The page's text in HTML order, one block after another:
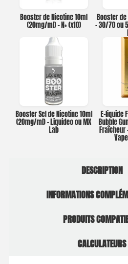
Booster de Nicotine 10ml
(20mg/ml) – N+ (x10)
Booster
– 30/70 ou
Booster Sel de Nicotine 10ml
(20mg/ml) – Liquideo ou MX
Lab
E-liquide
Bubble
Fraîcheur
DESCRIPTION
INFORMATIONS
PRODUITS
CALCULATEURS